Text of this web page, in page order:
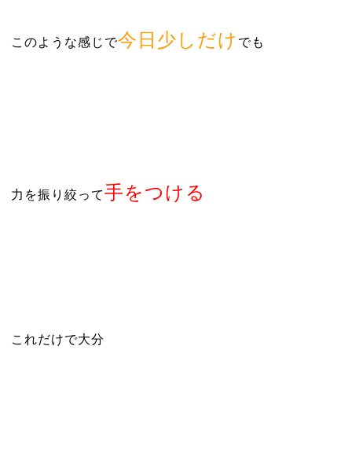
このような感じで今日少しだけ でも
力を振り絞って手をつける
これだけで大分